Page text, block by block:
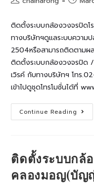
ติดตั้งระบบกล้องวงจรปิดโ
ทางบริษัทฯดูแลระบบความ
2504หรือสามารถติดตามผ
ติดตั้งระบบกล้องวงจรปิด
เวิรค์ กับทางบริษัทฯ โทร
เข้าไปดูชุดโทรโมชั่นได้ที่
Continue Reading ติด
ตั้ง
บางปู
ติดตั้งระบบกล้
คลองมอญ(บัญ